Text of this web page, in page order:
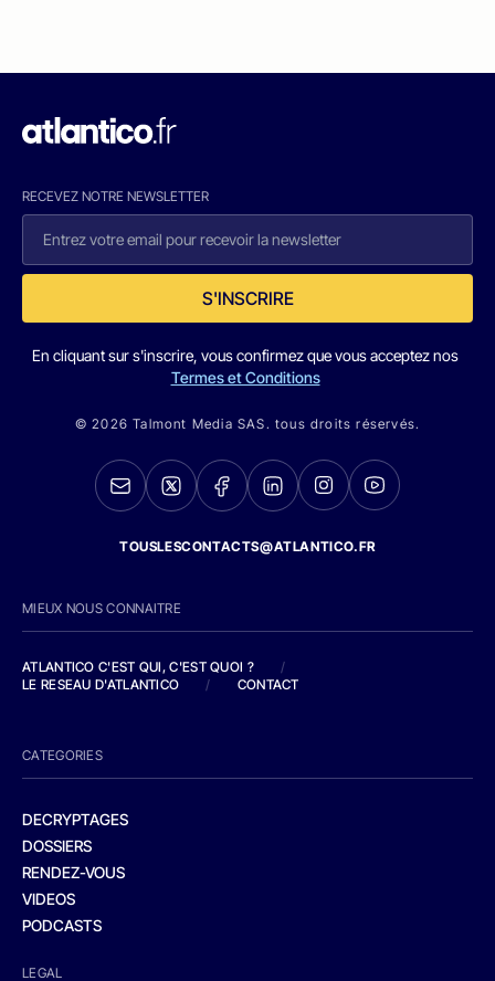
RECEVEZ NOTRE NEWSLETTER
S'INSCRIRE
En cliquant sur s'inscrire, vous confirmez que vous acceptez nos
Termes et Conditions
© 2026 Talmont Media SAS. tous droits réservés.
TOUSLESCONTACTS@ATLANTICO.FR
MIEUX NOUS CONNAITRE
ATLANTICO C'EST QUI, C'EST QUOI ?
/
LE RESEAU D'ATLANTICO
/ CONTACT
CATEGORIES
DECRYPTAGES
DOSSIERS
RENDEZ-VOUS
VIDEOS
PODCASTS
LEGAL